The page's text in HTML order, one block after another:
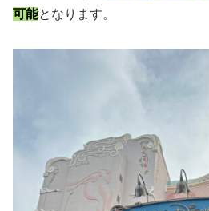
可能となります。